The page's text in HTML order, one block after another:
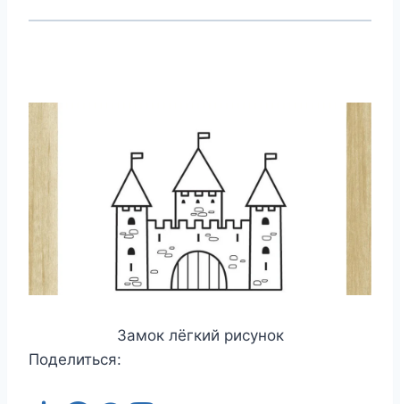
Замок лёгкий рисунок
Поделиться: